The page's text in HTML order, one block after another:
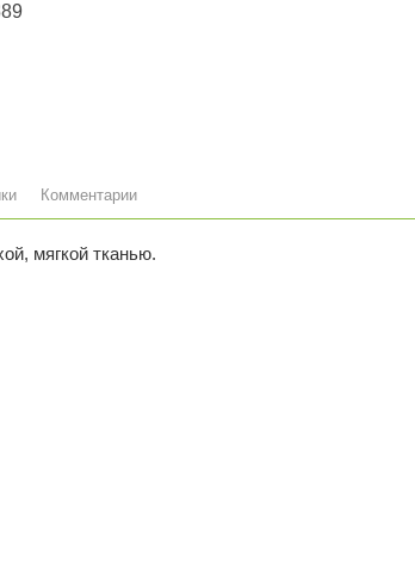
Комментарии
мягкой тканью.